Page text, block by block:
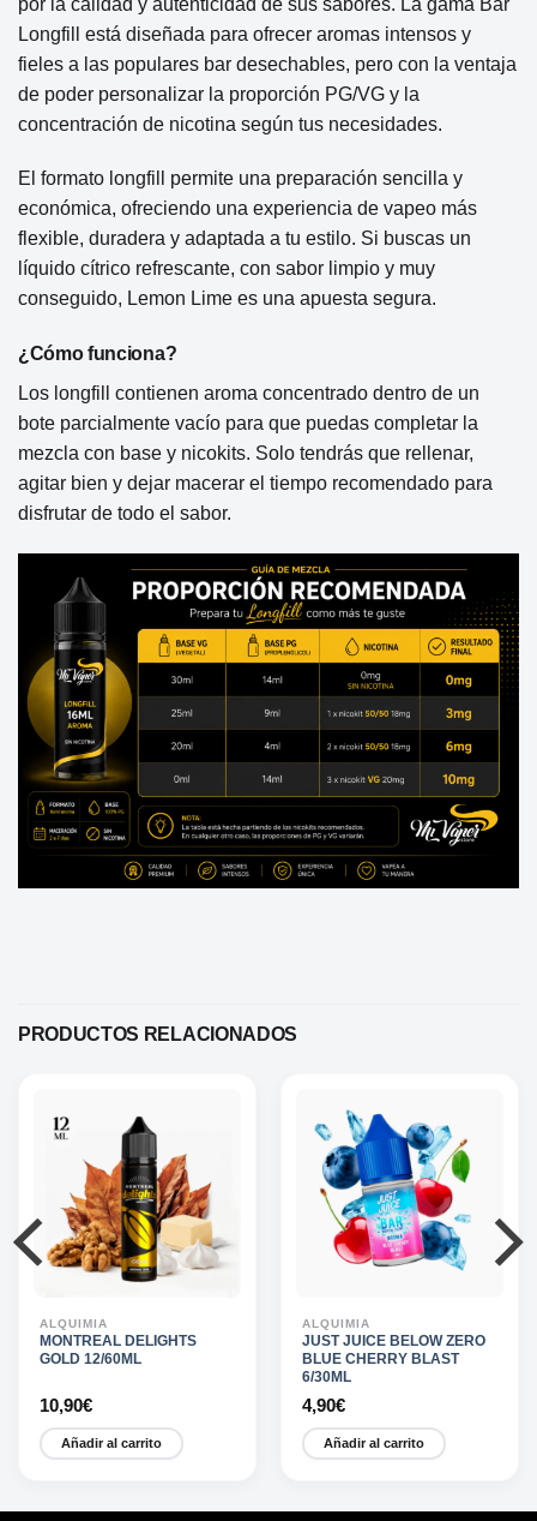
Longfill está diseñada para ofrecer aromas intensos y
fieles a las populares bar desechables, pero con la ventaja
de poder personalizar la proporción PG/VG y la
concentración de nicotina según tus necesidades.
El formato longfill permite una preparación sencilla y
económica, ofreciendo una experiencia de vapeo más
flexible, duradera y adaptada a tu estilo. Si buscas un
líquido cítrico refrescante, con sabor limpio y muy
conseguido, Lemon Lime es una apuesta segura.
¿Cómo funciona?
Los longfill contienen aroma concentrado dentro de un
bote parcialmente vacío para que puedas completar la
mezcla con base y nicokits. Solo tendrás que rellenar,
agitar bien y dejar macerar el tiempo recomendado para
disfrutar de todo el sabor.
PRODUCTOS RELACIONADOS
ALQUIMIA
MONTREAL DELIGHTS
GOLD 12/60ML
10,90€
Añadir al carrito
ALQUIMIA
JUST JUICE BELOW ZERO
BLUE CHERRY BLAST
6/30ML
4,90€
Añadir al carrito